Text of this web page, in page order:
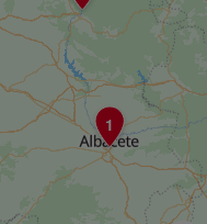
1